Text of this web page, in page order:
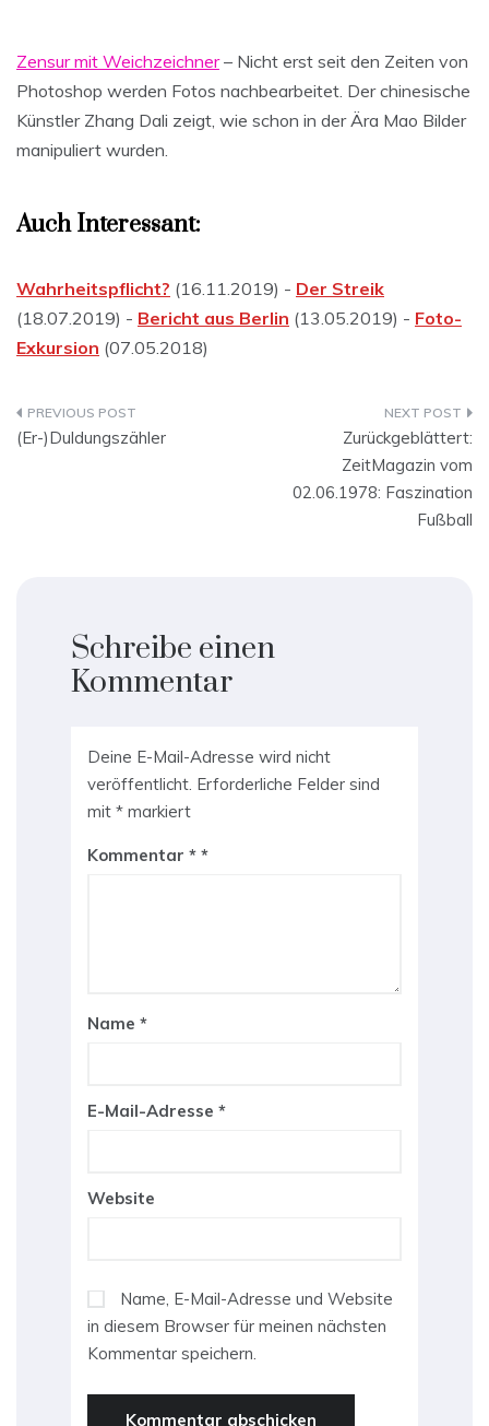
Zensur mit Weichzeichner– Nicht erst seit den Zeiten von
Photoshop werden Fotos nachbearbeitet. Der chinesische
Künstler Zhang Dali zeigt, wie schon in der Ära Mao Bilder
manipuliert wurden.
Auch Interessant:
Wahrheitspflicht? (16.11.2019) - Der Streik
(18.07.2019) - Bericht aus Berlin (13.05.2019) - Foto-
Exkursion (07.05.2018)
Beitragsnavigation
(Er-)Duldungszähler
Zurückgeblättert:
ZeitMagazin vom
02.06.1978: Faszination
Fußball
Schreibe einen
Kommentar
Deine E-Mail-Adresse wird nicht
veröffentlicht. Erforderliche Felder sind
mit * markiert
Kommentar *
Name *
E-Mail-Adresse *
Website
Name, E-Mail-Adresse und Website
in diesem Browser für meinen nächsten
Kommentar speichern.